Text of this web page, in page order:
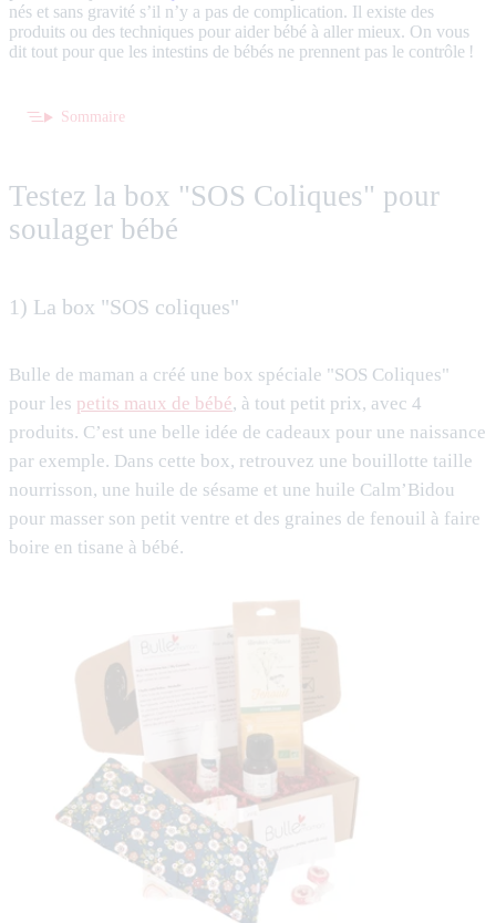
nés et sans gravité s’il n’y a pas de complication. Il existe des
produits ou des techniques pour aider bébé à aller mieux. On vous
dit tout pour que les intestins de bébés ne prennent pas le contrôle !
Sommaire
Testez la box "SOS Coliques" pour
soulager bébé
1) La box "SOS coliques"
Bulle de maman a créé une box spéciale "SOS Coliques"
pour les petits maux de bébé, à tout petit prix, avec 4
produits. C’est une belle idée de cadeaux pour une naissance
par exemple. Dans cette box, retrouvez une bouillotte taille
nourrisson, une huile de sésame et une huile Calm’Bidou
pour masser son petit ventre et des graines de fenouil à faire
boire en tisane à bébé.